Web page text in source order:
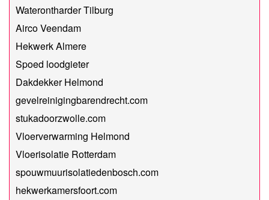
Waterontharder Tilburg
Airco Veendam
Hekwerk Almere
Spoed loodgieter
Dakdekker Helmond
gevelreinigingbarendrecht.com
stukadoorzwolle.com
Vloerverwarming Helmond
Vloerisolatie Rotterdam
spouwmuurisolatiedenbosch.com
hekwerkamersfoort.com